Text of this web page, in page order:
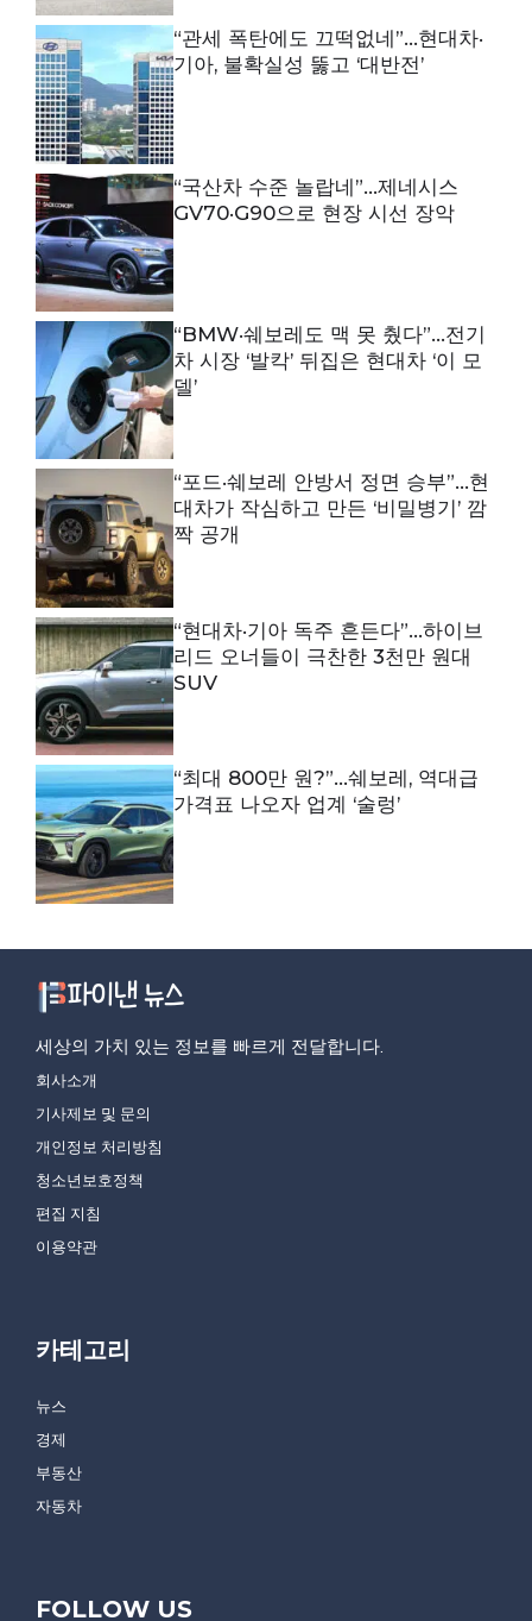
“관세 폭탄에도 끄떡없네”…현대차·
기아, 불확실성 뚫고 ‘대반전’
“국산차 수준 놀랍네”…제네시스
GV70·G90으로 현장 시선 장악
“BMW·쉐보레도 맥 못 췄다”…전기
차 시장 ‘발칵’ 뒤집은 현대차 ‘이 모
델’
“포드·쉐보레 안방서 정면 승부”…현
대차가 작심하고 만든 ‘비밀병기’ 깜
짝 공개
“현대차·기아 독주 흔든다”…하이브
리드 오너들이 극찬한 3천만 원대
SUV
“최대 800만 원?”…쉐보레, 역대급
가격표 나오자 업계 ‘술렁’
세상의 가치 있는 정보를 빠르게 전달합니다.
회사소개
기사제보 및 문의
개인정보 처리방침
청소년보호정책
편집 지침
이용약관
카테고리
뉴스
경제
부동산
자동차
FOLLOW US